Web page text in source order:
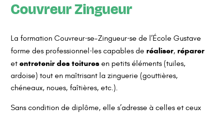
Couvreur Zingueur
La formation Couvreur·se-Zingueur·se de l’École Gustave
forme des professionnel·les capables de réaliser, réparer
etentretenir des toitures en petits éléments (tuiles,
ardoise) tout en maîtrisant la zinguerie (gouttières,
chéneaux, noues, faîtières, etc.).
Sans condition de diplôme, elle s’adresse à celles et ceux